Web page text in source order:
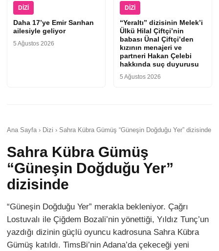
DIZI
Daha 17’ye Emir Sarıhan
ailesiyle geliyor
5 Ağustos 2026
DIZI
“Yeraltı” dizisinin Melek’i
Ülkü Hilal Çiftçi’nin
babası Ünal Çiftçi’den
kızının menajeri ve
partneri Hakan Çelebi
hakkında suç duyurusu
5 Ağustos 2026
Ana Sayfa › Dizi › Sahra Kübra Gümüş “Güneşin Doğduğu Yer” dizisinde
Sahra Kübra Gümüş
“Güneşin Doğduğu Yer”
dizisinde
“Güneşin Doğduğu Yer” merakla bekleniyor. Çağrı
Lostuvalı ile Çiğdem Bozali’nin yönettiği, Yıldız Tunç’un
yazdığı dizinin güçlü oyuncu kadrosuna Sahra Kübra
Gümüş katıldı. TimsBi’nin Adana’da çekeceği yeni